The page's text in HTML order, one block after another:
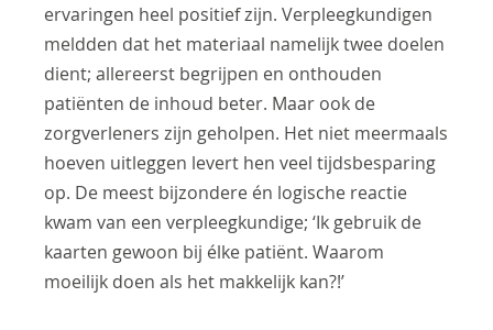
ervaringen heel positief zijn. Verpleegkundigen
meldden dat het materiaal namelijk twee doelen
dient; allereerst begrijpen en onthouden
patiënten de inhoud beter. Maar ook de
zorgverleners zijn geholpen. Het niet meermaals
hoeven uitleggen levert hen veel tijdsbesparing
op. De meest bijzondere én logische reactie
kwam van een verpleegkundige; ‘Ik gebruik de
kaarten gewoon bij élke patiënt. Waarom
moeilijk doen als het makkelijk kan?!’